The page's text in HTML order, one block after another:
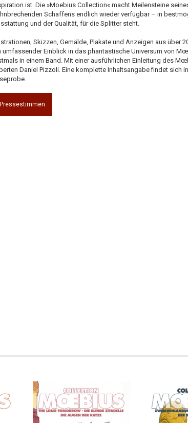
ist. Die »Moebius Collection« macht Meilensteine
Schaffens endlich wieder verfügbar – in
und der Qualität, für die Splitter steht.
Skizzen, Gemälde, Plakate und Anzeigen aus über
umfassender Einblick in das phantastische Universum von
in einem Band. Mit einer ausführlichen Einleitung des
Daniel Pizzoli. Eine komplette Inhaltsangabe findet sich
Pressestimmen